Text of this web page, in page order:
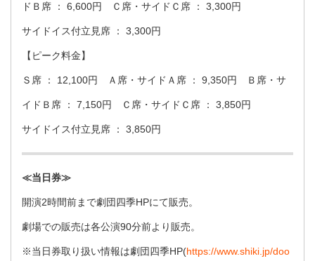
ドＢ席 ： 6,600円 Ｃ席・サイドＣ席 ： 3,300円
サイドイス付立見席 ： 3,300円
【ピーク料金】
Ｓ席 ： 12,100円 Ａ席・サイドＡ席 ： 9,350円 Ｂ席・サ
イドＢ席 ： 7,150円 Ｃ席・サイドＣ席 ： 3,850円
サイドイス付立見席 ： 3,850円
≪当日券≫
開演2時間前まで劇団四季HPにて販売。
劇場での販売は各公演90分前より販売。
※当日券取り扱い情報は劇団四季HP(https://www.shiki.jp/doo